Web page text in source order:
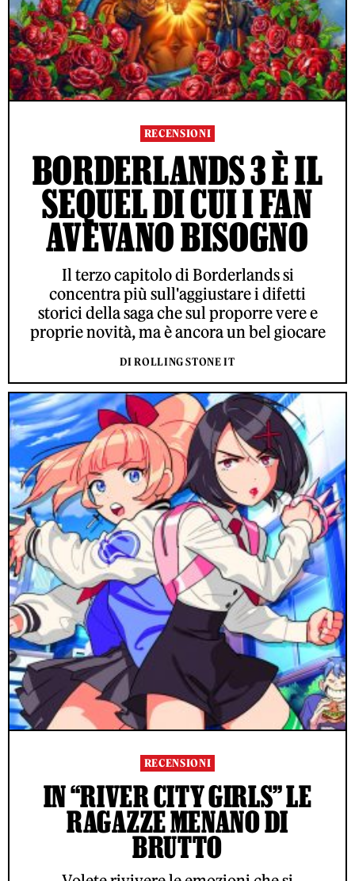
RECENSIONI
BORDERLANDS 3 È IL
SEQUEL DI CUI I FAN
AVEVANO BISOGNO
Il terzo capitolo di Borderlands si
concentra più sull'aggiustare i difetti
storici della saga che sul proporre vere e
proprie novità, ma è ancora un bel giocare
DI ROLLING STONE IT
RECENSIONI
IN “RIVER CITY GIRLS” LE
RAGAZZE MENANO DI
BRUTTO